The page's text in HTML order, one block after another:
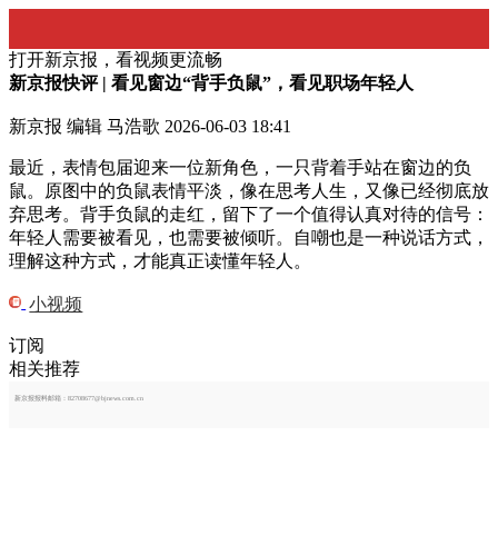
打开新京报，看视频更流畅
新京报快评 | 看见窗边“背手负鼠”，看见职场年轻人
新京报 编辑 马浩歌 2026-06-03 18:41
最近，表情包届迎来一位新角色，一只背着手站在窗边的负
鼠。原图中的负鼠表情平淡，像在思考人生，又像已经彻底放
弃思考。背手负鼠的走红，留下了一个值得认真对待的信号：
年轻人需要被看见，也需要被倾听。自嘲也是一种说话方式，
理解这种方式，才能真正读懂年轻人。
小视频
订阅
相关推荐
新京报报料邮箱：82708677@bjnews.com.cn